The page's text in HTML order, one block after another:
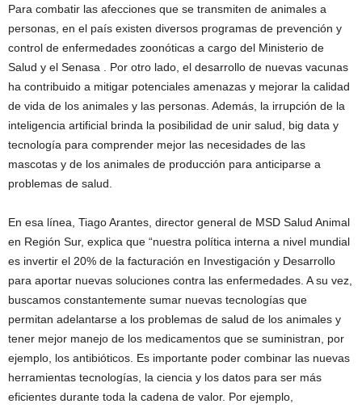
Para combatir las afecciones que se transmiten de animales a
personas, en el país existen diversos programas de prevención y
control de enfermedades zoonóticas a cargo del Ministerio de
Salud y el Senasa . Por otro lado, el desarrollo de nuevas vacunas
ha contribuido a mitigar potenciales amenazas y mejorar la calidad
de vida de los animales y las personas. Además, la irrupción de la
inteligencia artificial brinda la posibilidad de unir salud, big data y
tecnología para comprender mejor las necesidades de las
mascotas y de los animales de producción para anticiparse a
problemas de salud.
En esa línea, Tiago Arantes, director general de MSD Salud Animal
en Región Sur, explica que “nuestra política interna a nivel mundial
es invertir el 20% de la facturación en Investigación y Desarrollo
para aportar nuevas soluciones contra las enfermedades. A su vez,
buscamos constantemente sumar nuevas tecnologías que
permitan adelantarse a los problemas de salud de los animales y
tener mejor manejo de los medicamentos que se suministran, por
ejemplo, los antibióticos. Es importante poder combinar las nuevas
herramientas tecnologías, la ciencia y los datos para ser más
eficientes durante toda la cadena de valor. Por ejemplo,